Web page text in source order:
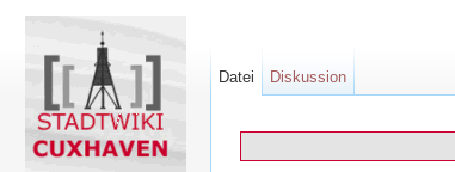
Datei Diskussion